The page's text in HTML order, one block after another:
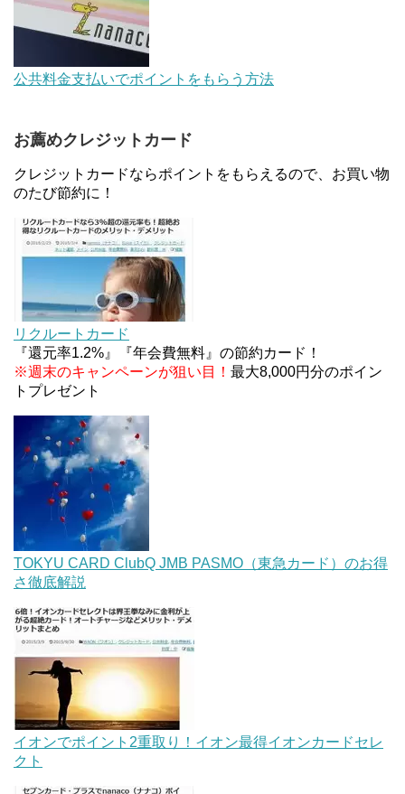
い、パスワード変更不可の原因はコレでした。
au Pay等に等価交換できる「えらべるギフト」がフ
ァミリマートとミニストップで登場！WAON1%還
JCBカードWでApple Pay追加時のナビダイヤル
0570を回避する方法
住信SBIネット銀行のデビットカードPoint＋で最大
2%還元！V NEOバンクデビットとどっちが良い？
条件などまとめ
マイナンバーカードの点字っている？デメリット3
公共料金支払いでポイントをもらう方法
お薦めクレジットカード
クレジットカードならポイントをもらえるので、お買い物
のたび節約に！
リクルートカード
『還元率1.2%』『年会費無料』の節約カード！
※週末のキャンペーンが狙い目！ 最大8,000円分のポイン
トプレゼント
TOKYU CARD ClubQ JMB PASMO（東急カード）のお得
さ徹底解説
イオンでポイント2重取り！イオン最得イオンカードセレ
クト